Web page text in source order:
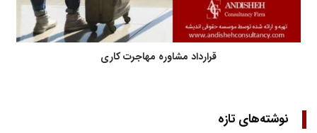
قرارداد مشاوره مهاجرت کاری
نوشته‌های تازه